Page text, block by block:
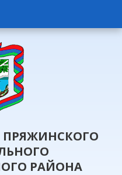
РАЙОНА